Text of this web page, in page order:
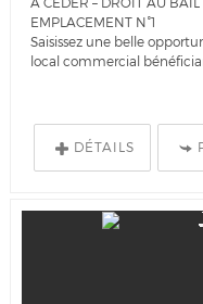
EMPLACEMENT N°1
Saisissez une belle
local commercial
DÉTAILS